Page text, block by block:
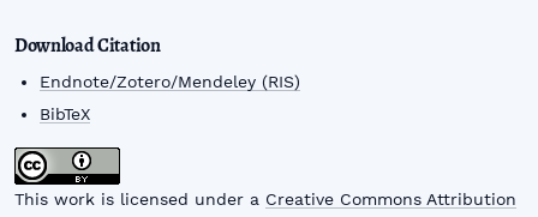
Download Citation
Endnote/Zotero/Mendeley (RIS)
BibTeX
This work is licensed under a Creative Commons Attribution